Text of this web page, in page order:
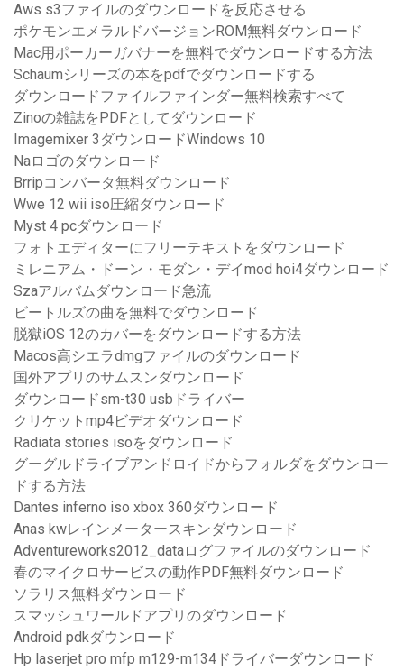
Aws s3ファイルのダウンロードを反応させる
ポケモンエメラルドバージョンROM無料ダウンロード
Mac用ポーカーガバナーを無料でダウンロードする方法
Schaumシリーズの本をpdfでダウンロードする
ダウンロードファイルファインダー無料検索すべて
Zinoの雑誌をPDFとしてダウンロード
Imagemixer 3ダウンロードWindows 10
Naロゴのダウンロード
Brripコンバータ無料ダウンロード
Wwe 12 wii iso圧縮ダウンロード
Myst 4 pcダウンロード
フォトエディターにフリーテキストをダウンロード
ミレニアム・ドーン・モダン・デイmod hoi4ダウンロード
Szaアルバムダウンロード急流
ビートルズの曲を無料でダウンロード
脱獄iOS 12のカバーをダウンロードする方法
Macos高シエラdmgファイルのダウンロード
国外アプリのサムスンダウンロード
ダウンロードsm-t30 usbドライバー
クリケットmp4ビデオダウンロード
Radiata stories isoをダウンロード
グーグルドライブアンドロイドからフォルダをダウンロー
ドする方法
Dantes inferno iso xbox 360ダウンロード
Anas kwレインメータースキンダウンロード
Adventureworks2012_dataログファイルのダウンロード
春のマイクロサービスの動作PDF無料ダウンロード
ソラリス無料ダウンロード
スマッシュワールドアプリのダウンロード
Android pdkダウンロード
Hp laserjet pro mfp m129-m134ドライバーダウンロード